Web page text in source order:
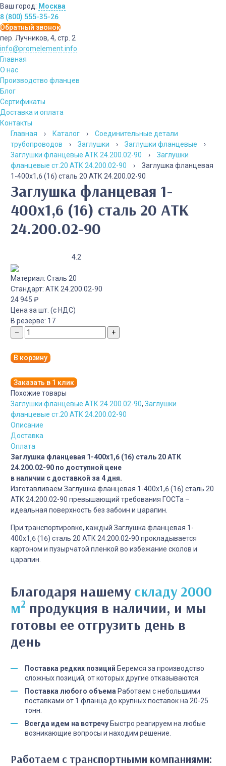
Ваш город: Москва
8 (800) 555-35-26
Обратный звонок
пер. Лучников, 4, стр. 2
info@promelement.info
Главная
О нас
Производство фланцев
Блог
Сертификаты
Доставка и оплата
Контакты
Главная
› Каталог ›
Соединительные детали
трубопроводов
› Заглушки › Заглушки фланцевые
›
Заглушки фланцевые АТК 24.200.02-90
›
Заглушки
фланцевые ст.20 АТК 24.200.02-90
›
Заглушка фланцевая
1-400х1,6 (16) сталь 20 АТК 24.200.02-90
Заглушка фланцевая 1-
400х1,6 (16) сталь 20 АТК
24.200.02-90
4.2
Материал: Сталь 20
Стандарт: АТК 24.200.02-90
24 945 ₽
Цена за шт. (с НДС)
В резерве: 17
–
+
В корзину
Заказать в 1 клик
Похожие товары
Заглушки фланцевые АТК 24.200.02-90, Заглушки
фланцевые ст.20 АТК 24.200.02-90
Описание
Доставка
Оплата
Заглушка фланцевая 1-400х1,6 (16) сталь 20 АТК
24.200.02-90 по доступной цене
в наличии с доставкой за 4 дня.
Изготавливаем Заглушка фланцевая 1-400х1,6 (16) сталь 20
АТК 24.200.02-90 превышающий требования ГОСТа –
идеальная поверхность без забоин и царапин.
При транспортировке, каждый Заглушка фланцевая 1-
400х1,6 (16) сталь 20 АТК 24.200.02-90 прокладывается
картоном и пузырчатой пленкой во избежание сколов и
царапин.
Благодаря нашему складу 2000
м2 продукция в наличии, и мы
готовы ее отгрузить день в
день
Поставка редких позиций Беремся за производство
сложных позиций, от которых другие отказываются.
Поставка любого объема Работаем с небольшими
поставками от 1 фланца до крупных поставок на 20-25
тонн.
Всегда идем на встречу Быстро реагируем на любые
возникающие вопросы и находим решение.
Работаем с транспортными компаниями: